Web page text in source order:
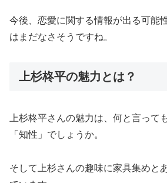
今後、恋愛に関する情報が出る可能
はまだなさそうですね。
上杉柊平の魅力とは？
上杉柊平さんの魅力は、何と言って
「知性」でしょうか。
そして上杉さんの趣味に家具集めと